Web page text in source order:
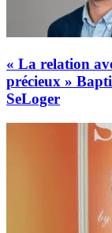
« La relation
précieux »
SeLoger